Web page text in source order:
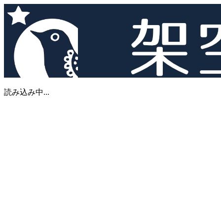
読み込み中...